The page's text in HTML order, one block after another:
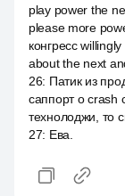
play power the
please more
конгресс
about the next
26: Патик из
саппорт о crash
технолоджи, то
27: Ева.